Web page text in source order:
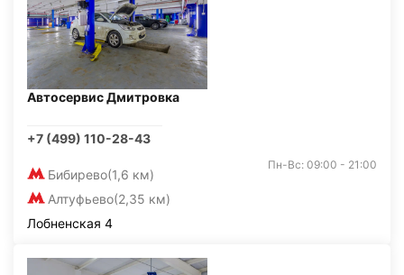
Автосервис Дмитровка
+7 (499) 110-28-43
Бибирево(1,6 км)
Алтуфьево(2,35 км)
Пн-Вс: 09:00 - 21:00
Лобненская 4